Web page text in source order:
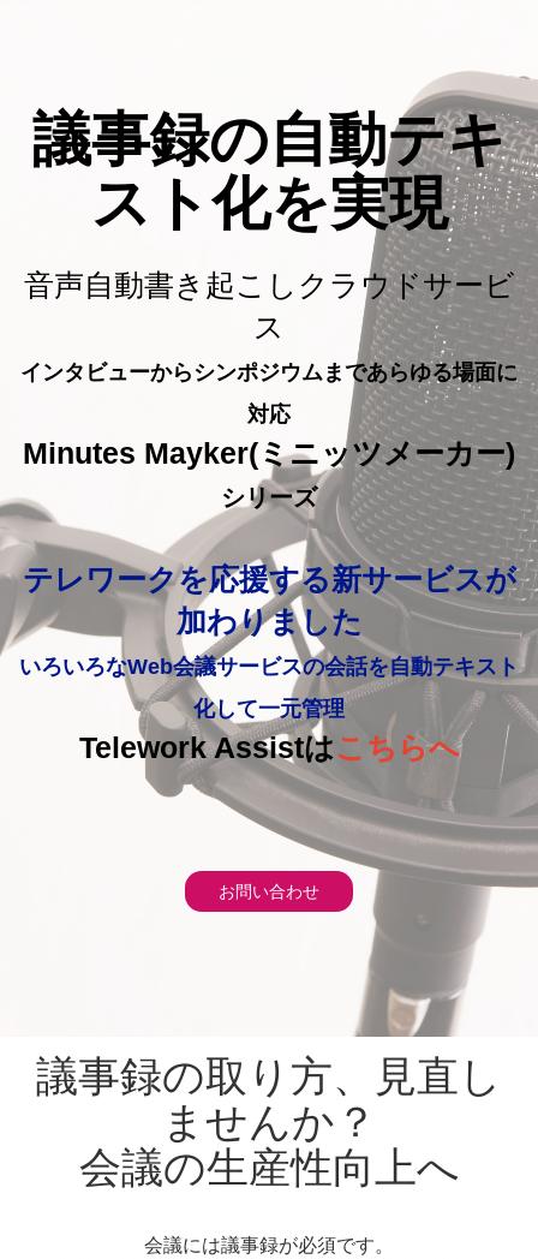
議事録の自動テキ
スト化を実現
音声自動書き起こしクラウドサービ
ス
インタビューからシンポジウムまであらゆる場面に
対応
Minutes Mayker(ミニッツメーカー)
シリーズ
テレワークを応援する新サービスが
加わりました
いろいろなWeb会議サービスの会話を自動テキスト
化して一元管理
Telework Assistはこちらへ
お問い合わせ
議事録の取り方、見直し
ませんか？
会議の生産性向上へ
会議には議事録が必須です。